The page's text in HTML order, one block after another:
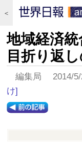
＜
地域経済
目折り返
編集局 2014/
け]